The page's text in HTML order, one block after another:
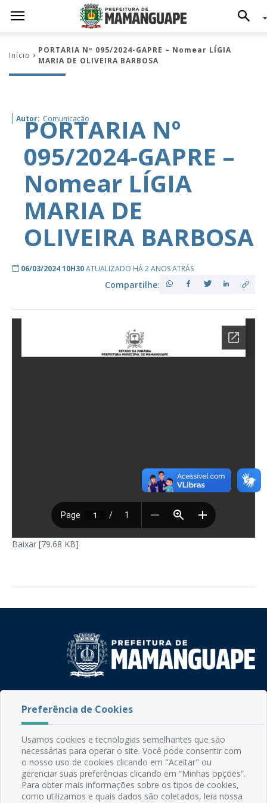
Início
PORTARIA Nº 095/2024-GAPRE – Nomear LÍGIA
MARIA DE OLIVEIRA BARBOSA
Autor: Comunicação
PORTARIA Nº
095/2024-GAPRE –
Nomear LÍGIA
MARIA DE
OLIVEIRA BARBOSA
06/03/2024 10H30ATUALIZADO HÁ 2 ANOS ATRÁS
Compartilhe:
Baixar [79.68 KB]
CEP: 58.280-000 - Mamanguape/PB
Email: comunicacao@mamanguape.pb.gov.br
Expediente: Segunda à Sexta, das 08h às 13h
Mapa do Site
Perguntas frequentes
Preferência de Cookies
Usamos cookies e tecnologias semelhantes que são
necessárias para operar o site. Você pode consentir com
o nosso uso de cookies clicando em "Aceitar" ou
gerenciar suas preferências clicando em “Minhas opções”.
Para obter mais informações sobre os tipos de cookies,
como utilizamos e quais dados são coletados, leia nossa